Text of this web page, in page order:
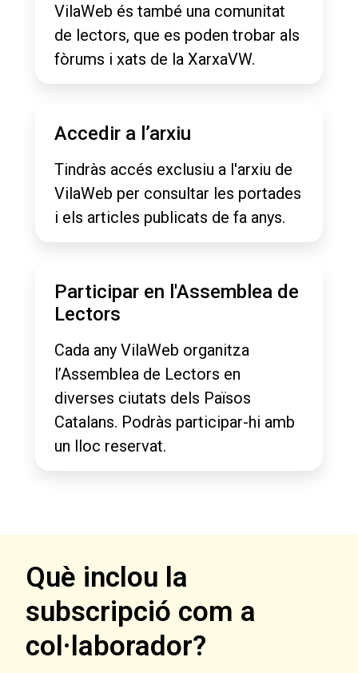
VilaWeb és també una comunitat
de lectors, que es poden trobar als
fòrums i xats de la XarxaVW.
Accedir a l’arxiu
Tindràs accés exclusiu a l'arxiu de
VilaWeb per consultar les portades
i els articles publicats de fa anys.
Participar en l'Assemblea de
Lectors
Cada any VilaWeb organitza
l’Assemblea de Lectors en
diverses ciutats dels Països
Catalans. Podràs participar-hi amb
un lloc reservat.
Què inclou la
subscripció com a
col·laborador?